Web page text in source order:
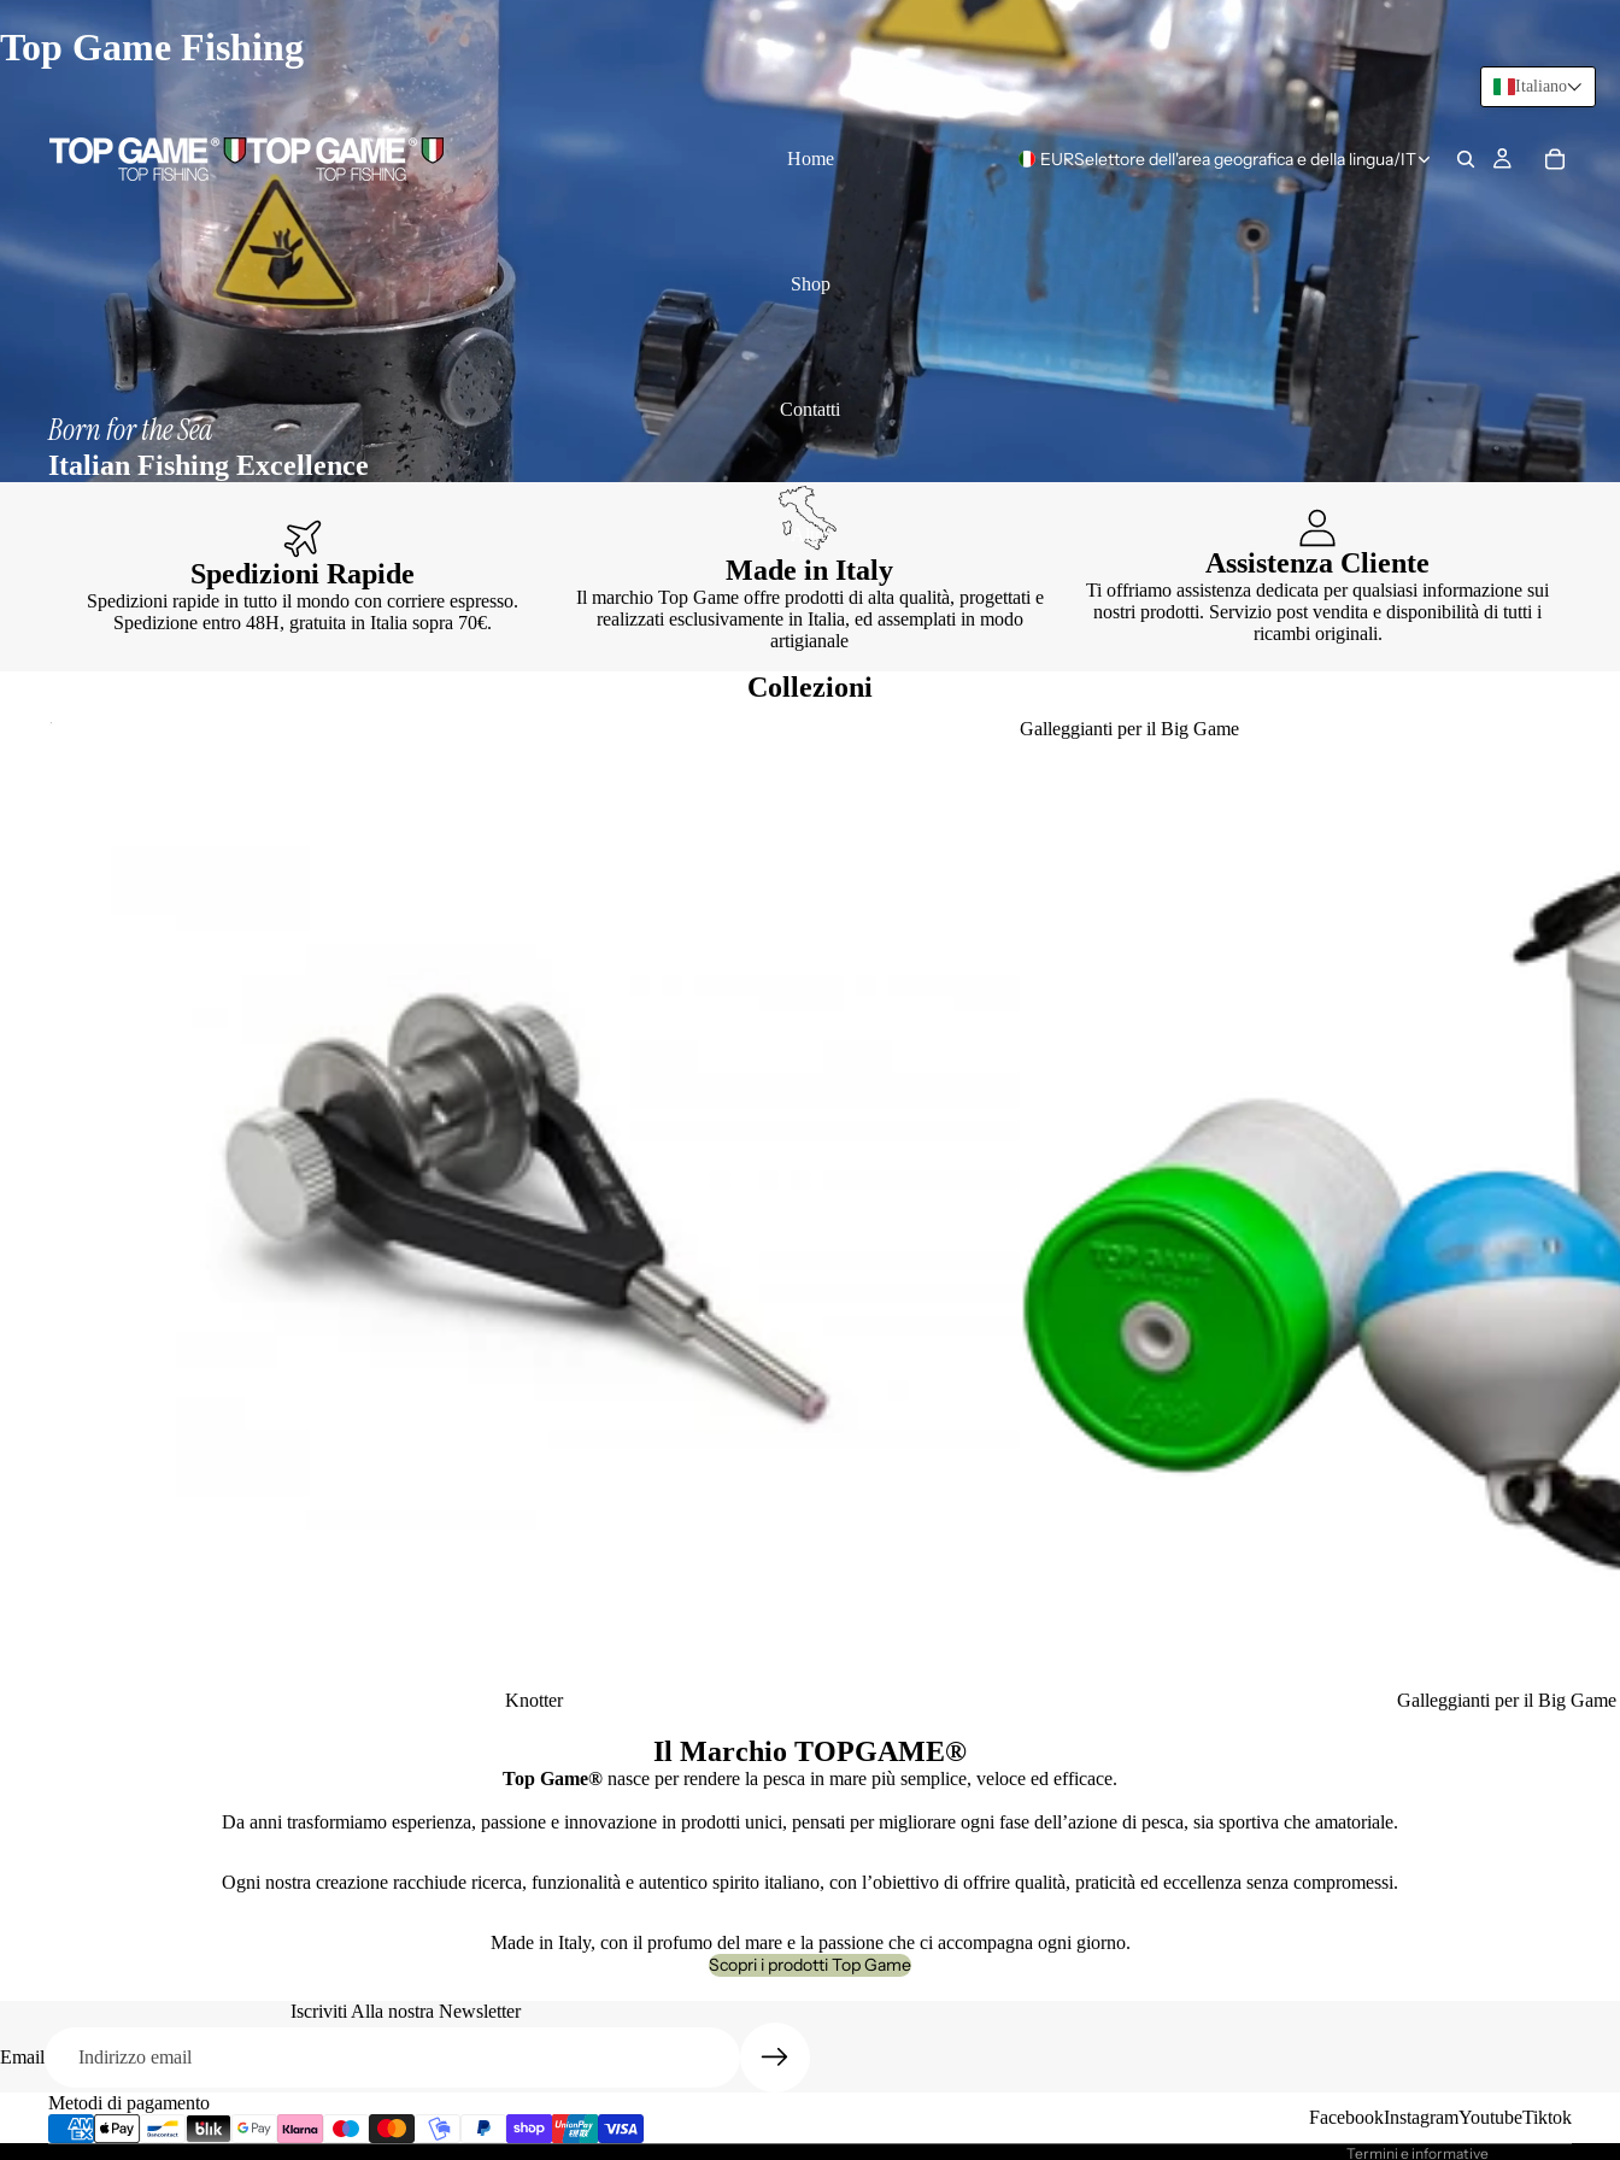
Top Game Fishing
Home
Shop
Contatti
Altro
EURSelettore dell'area geografica e della lingua/IT
Born for the Sea
Italian Fishing Excellence
Spedizioni Rapide
Spedizioni rapide in tutto il mondo con corriere espresso.
Spedizione entro 48H, gratuita in Italia sopra 70€.
Made in Italy
Il marchio Top Game offre prodotti di alta qualità, progettati e
realizzati esclusivamente in Italia, ed assemplati in modo
artigianale
Assistenza Cliente
Ti offriamo assistenza dedicata per qualsiasi informazione sui
nostri prodotti. Servizio post vendita e disponibilità di tutti i
ricambi originali.
Collezioni
Knotter
Knotter
Galleggianti per il Big Game
Galleggianti per il Big Game
Il Marchio TOPGAME®
Top Game® nasce per rendere la pesca in mare più semplice, veloce ed efficace.
Da anni trasformiamo esperienza, passione e innovazione in prodotti unici, pensati per migliorare ogni fase dell’azione di pesca, sia sportiva che amatoriale.
Ogni nostra creazione racchiude ricerca, funzionalità e autentico spirito italiano, con l’obiettivo di offrire qualità, praticità ed eccellenza senza compromessi.
Made in Italy, con il profumo del mare e la passione che ci accompagna ogni giorno.
Scopri i prodotti Top Game
Iscriviti Alla nostra Newsletter
Email
Metodi di pagamento
FacebookInstagramYoutubeTiktok
Termini e informative
Informativa sulle spedizioni
Italiano